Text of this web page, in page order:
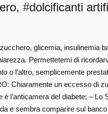
#dolcificanti
glicemia, insulinemia
Permettetemi di
o l’altro, semplicemente
Chiaramente un eccesso di
l’anticamera del diabete; – Lo
e sembra comparire sul